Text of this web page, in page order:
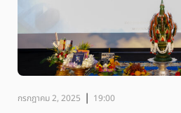
กรกฎาคม 2, 2025 | 19:00